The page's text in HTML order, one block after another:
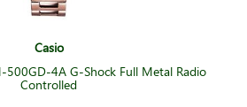
Casio
500GD-4A G-Shock Full Metal Radio
Controlled